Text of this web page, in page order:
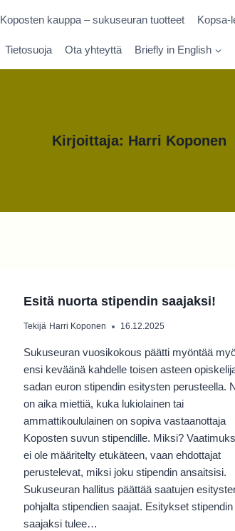
Koposten kauppa – sukuseuran tuotteet Kopsa-
Tietosuoja Ota yhteyttä Briefly in English
Kirjoittaja: Harri Koponen
Esitä nuorta stipendin saajaksi!
Tekijä Harri Koponen 16.12.2025
Sukuseuran vuosikokous päätti myöntää
ensi keväänä kahdelle toisen asteen
sadan euron stipendin esitysten perusteella.
on aika miettiä, kuka lukiolainen tai
ammattikoululainen on sopiva vastaanottaja
Koposten suvun stipendille. Miksi?
ei ole määritelty etukäteen, vaan ehdottajat
perustelevat, miksi joku stipendin ansaitsisi.
Sukuseuran hallitus päättää saatujen
pohjalta stipendien saajat. Esitykset stipendin
saajaksi tulee…